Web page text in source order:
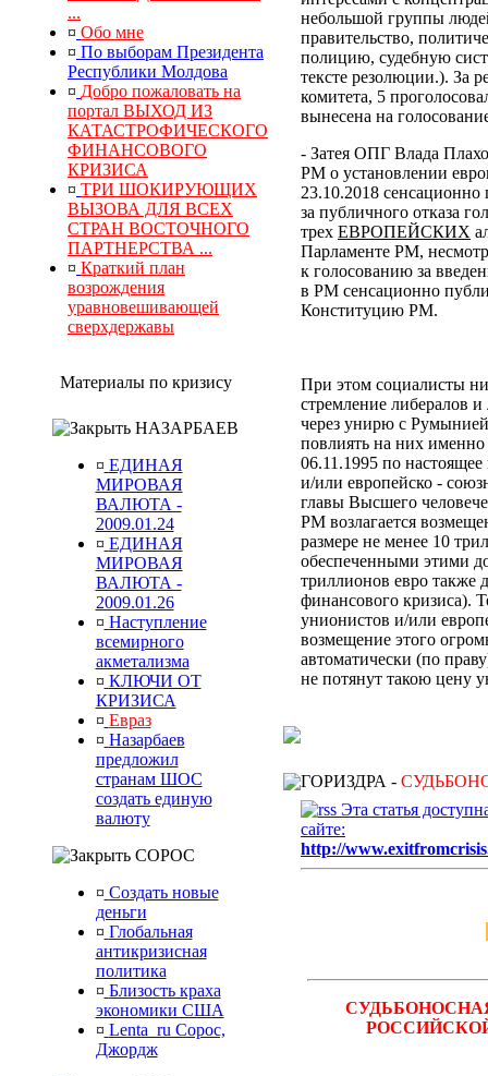
...
¤ Обо мне
¤ По выборам Президента
Республики Молдова
¤ Добро пожаловать на
портал ВЫХОД ИЗ
КАТАСТРОФИЧЕСКОГО
ФИНАНСОВОГО
КРИЗИСА
¤ ТРИ ШОКИРУЮЩИХ
ВЫЗОВА ДЛЯ ВСЕХ
СТРАН ВОСТОЧНОГО
ПАРТНЕРСТВА ...
¤ Краткий план
возрождения
уравновешивающей
сверхдержавы
Материалы по кризису
НАЗАРБАЕВ
¤ ЕДИНАЯ
МИРОВАЯ
ВАЛЮТА -
2009.01.24
¤ ЕДИНАЯ
МИРОВАЯ
ВАЛЮТА -
2009.01.26
¤ Наступление
всемирного
акметализма
¤ КЛЮЧИ ОТ
КРИЗИСА
¤ Евраз
¤ Назарбаев
предложил
странам ШОС
создать единую
валюту
СОРОС
¤ Создать новые
деньги
¤ Глобальная
антикризисная
политика
¤ Близость краха
экономики США
¤ Lenta_ru Сорос,
Джордж
небольшой группы
правительство,
полицию, судебную
тексте резолюции.). За
комитета, 5
вынесена на
- Затея ОПГ Влада
РМ о установлении
23.10.2018 сенсационно
за публичного отказа
трех ЕВРОПЕЙСКИХ
Парламенте РМ,
к голосованию за
в РМ сенсационно
Конституцию РМ.
При этом социалисты
стремление либералов
через унирю с
повлиять на них именно
06.11.1995 по
и/или европейско -
главы Высшего
РМ возлагается
размере не менее 10
обеспеченными этими
триллионов евро также
финансового кризиса).
унионистов и/или
возмещение этого
автоматически (по
не потянут такою
ГОРИЗДРА -
Эта статья
сайте:
http://